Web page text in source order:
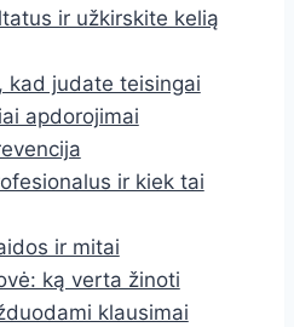
ir užkirskite kelią
kad judate teisingai
apdorojimai
ir kiek tai
ir mitai
ką verta žinoti
klausimai